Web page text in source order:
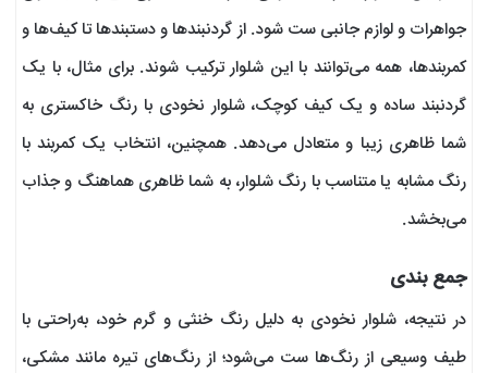
جواهرات و لوازم جانبی ست شود. از گردنبندها و دستبندها تا کیف‌ها و
کمربندها، همه می‌توانند با این شلوار ترکیب شوند. برای مثال، با یک
گردنبند ساده و یک کیف کوچک، شلوار نخودی با رنگ خاکستری به
شما ظاهری زیبا و متعادل می‌دهد. همچنین، انتخاب یک کمربند با
رنگ مشابه یا متناسب با رنگ شلوار، به شما ظاهری هماهنگ و جذاب
می‌بخشد.
جمع بندی
در نتیجه، شلوار نخودی به دلیل رنگ خنثی و گرم خود، به‌راحتی با
طیف وسیعی از رنگ‌ها ست می‌شود؛ از رنگ‌های تیره مانند مشکی،